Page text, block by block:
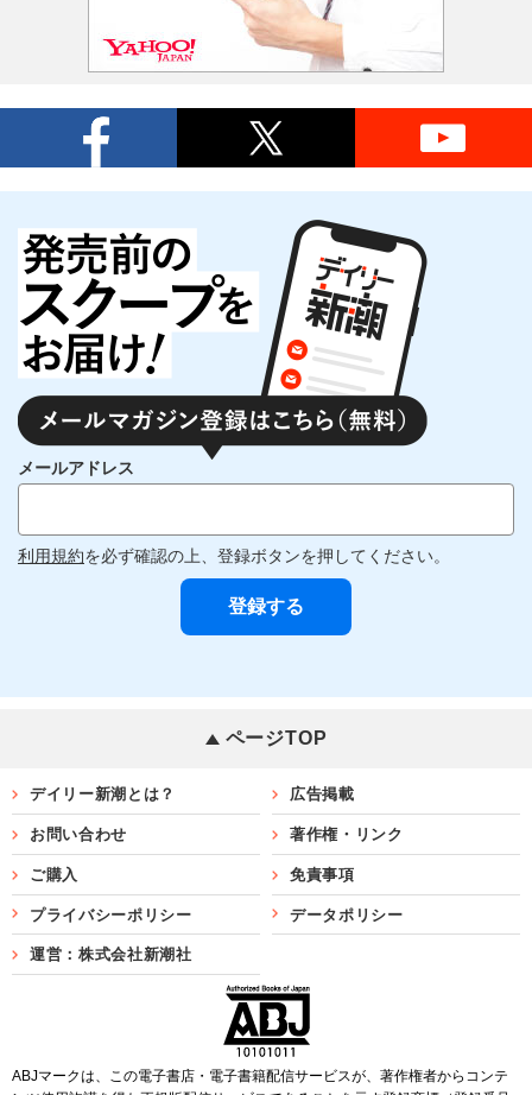
メールアドレス
利用規約を必ず確認の上、登録ボタンを押してください。
ページTOP
デイリー新潮とは？ 広告掲載
お問い合わせ 著作権・リンク
ご購入 免責事項
プライバシーポリシー データポリシー
運営：株式会社新潮社
ABJマークは、この電子書店・電子書籍配信サービスが、著作権者からコンテ